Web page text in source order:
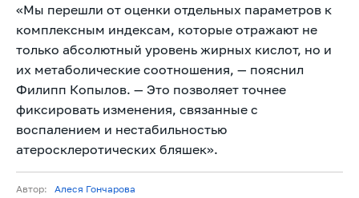
«Мы перешли от оценки отдельных параметров к
комплексным индексам, которые отражают не
только абсолютный уровень жирных кислот, но и
их метаболические соотношения, — пояснил
Филипп Копылов. — Это позволяет точнее
фиксировать изменения, связанные с
воспалением и нестабильностью
атеросклеротических бляшек».
Автор: Алеся Гончарова